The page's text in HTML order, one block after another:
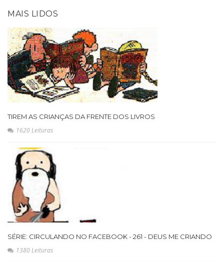
MAIS LIDOS
TIREM AS CRIANÇAS DA FRENTE DOS LIVROS
1620 Leituras
SÉRIE: CIRCULANDO NO FACEBOOK - 261 - DEUS ME CRIANDO
1380 Leituras